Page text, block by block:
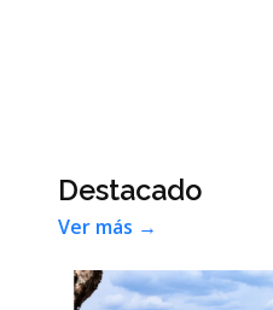
Destacado
Ver más →